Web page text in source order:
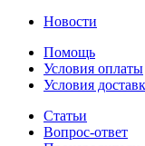
Новости
Помощь
Условия оплаты
Условия
Статьи
Вопрос-ответ